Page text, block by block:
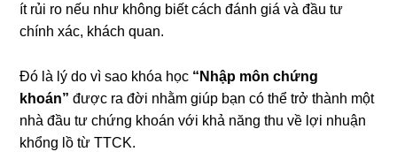
ít rủi ro nếu như không biết cách đánh giá và đầu tư
chính xác, khách quan.
Đó là lý do vì sao khóa học “Nhập môn chứng
khoán” được ra đời nhằm giúp bạn có thể trở thành một
nhà đầu tư chứng khoán với khả năng thu về lợi nhuận
khổng lồ từ TTCK.